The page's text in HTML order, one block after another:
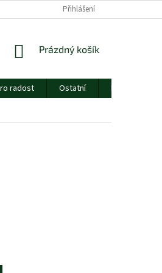
O NÁS
Přihlášení
NÁKUPNÍ
Prázdný košík
radost Ostatní
Dárkový